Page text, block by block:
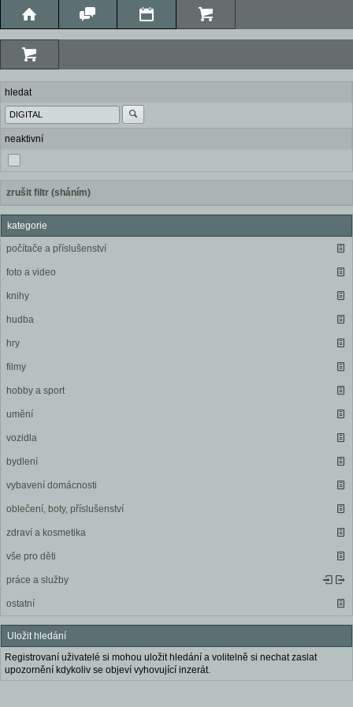
hledat
neaktivní
zrušit filtr (sháním)
kategorie
počítače a příslušenství
foto a video
knihy
hudba
hry
filmy
hobby a sport
umění
vozidla
bydlení
vybavení domácnosti
oblečení, boty, příslušenství
zdraví a kosmetika
vše pro děti
práce a služby
ostatní
Uložit hledání
Registrovaní uživatelé si mohou uložit hledání a volitelně si nechat zaslat
upozornění kdykoliv se objeví vyhovující inzerát.